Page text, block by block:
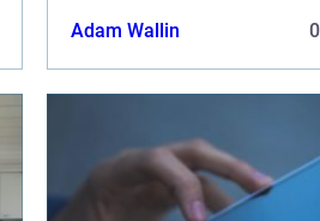
Adam Wallin